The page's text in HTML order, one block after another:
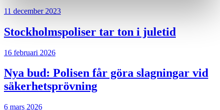
11 december 2023
Stockholmspoliser tar ton i juletid
16 februari 2026
Nya bud: Polisen får göra slagningar vid
säkerhetsprövning
6 mars 2026